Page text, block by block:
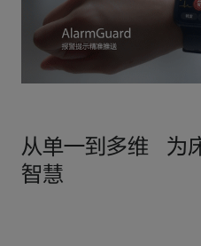
从单一到多维 为
智慧